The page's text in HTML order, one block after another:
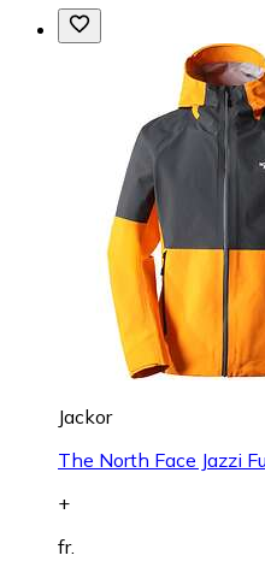
Jackor
The North Face Jazzi
+
fr.